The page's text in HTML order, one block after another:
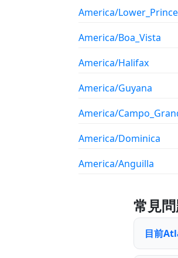
America/
America/Boa_Vista
America/Halifax
America/Guyana
America/
America/Dominica
America/Anguilla
常見
目前